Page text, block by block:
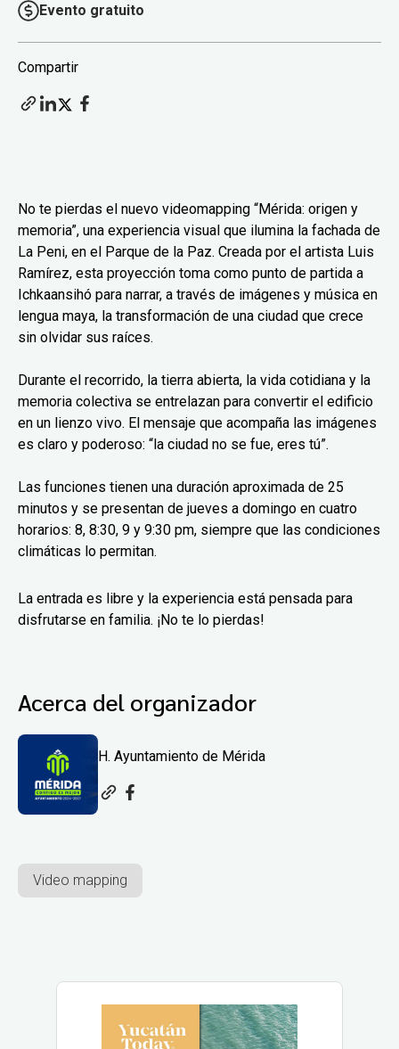
Evento gratuito
Compartir
No te pierdas el nuevo videomapping “Mérida: origen y
memoria”, una experiencia visual que ilumina la fachada de
La Peni, en el Parque de la Paz. Creada por el artista Luis
Ramírez, esta proyección toma como punto de partida a
Ichkaansihó para narrar, a través de imágenes y música en
lengua maya, la transformación de una ciudad que crece
sin olvidar sus raíces.
Durante el recorrido, la tierra abierta, la vida cotidiana y la
memoria colectiva se entrelazan para convertir el edificio
en un lienzo vivo. El mensaje que acompaña las imágenes
es claro y poderoso: “la ciudad no se fue, eres tú”.
Las funciones tienen una duración aproximada de 25
minutos y se presentan de jueves a domingo en cuatro
horarios: 8, 8:30, 9 y 9:30 pm, siempre que las condiciones
climáticas lo permitan.
La entrada es libre y la experiencia está pensada para
disfrutarse en familia. ¡No te lo pierdas!
Acerca del organizador
H. Ayuntamiento de Mérida
Video mapping